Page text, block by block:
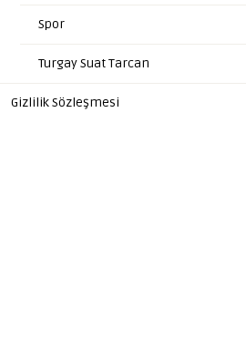
Spor
Turgay Suat Tarcan
Gizlilik Sözleşmesi